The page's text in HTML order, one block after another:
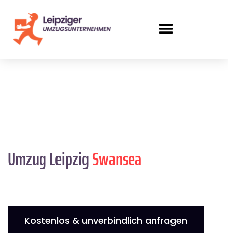
Umzug LeipzigSwansea
Kostenlos & unverbindlich anfragen